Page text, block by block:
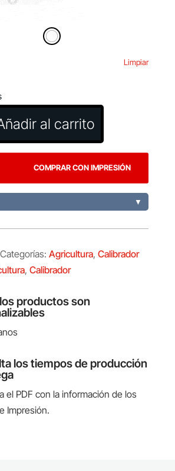
Limpiar
al carrito
COMPRAR CON IMPRESIÓN
▼
Categorías: Agricultura, Calibrador
, Calibrador
productos son
los tiempos de producción
el PDF con la información de los
Impresión.